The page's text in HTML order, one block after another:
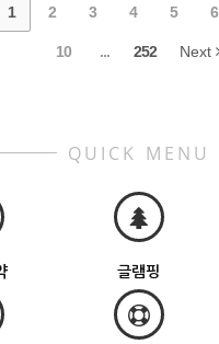
1 2 3 4 5 6
10 ... 252 Next
QUICK MENU
글램핑